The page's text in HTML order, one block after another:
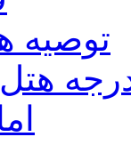
توصيه